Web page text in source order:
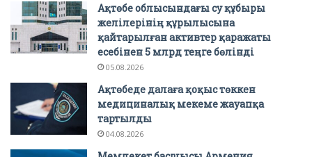
Ақтөбе облысындағы су құбыры
желілерінің құрылысына
қайтарылған активтер қаражаты
есебінен 5 млрд теңге бөлінді
05.08.2026
Ақтөбеде далаға қоқыс төккен
медициналық мекеме жауапқа
тартылды
04.08.2026